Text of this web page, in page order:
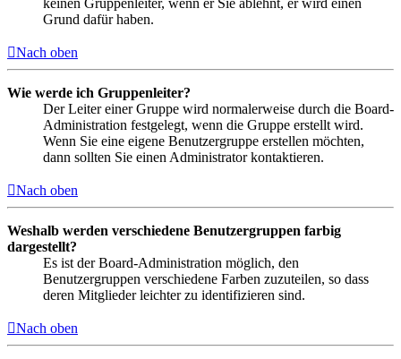
Grund dafür haben.
Nach oben
Wie werde ich Gruppenleiter?
Der Leiter einer Gruppe wird normalerweise durch die Board-
Administration festgelegt, wenn die Gruppe erstellt wird.
Wenn Sie eine eigene Benutzergruppe erstellen möchten,
dann sollten Sie einen Administrator kontaktieren.
Nach oben
Weshalb werden verschiedene Benutzergruppen farbig
dargestellt?
Es ist der Board-Administration möglich, den
Benutzergruppen verschiedene Farben zuzuteilen, so dass
deren Mitglieder leichter zu identifizieren sind.
Nach oben